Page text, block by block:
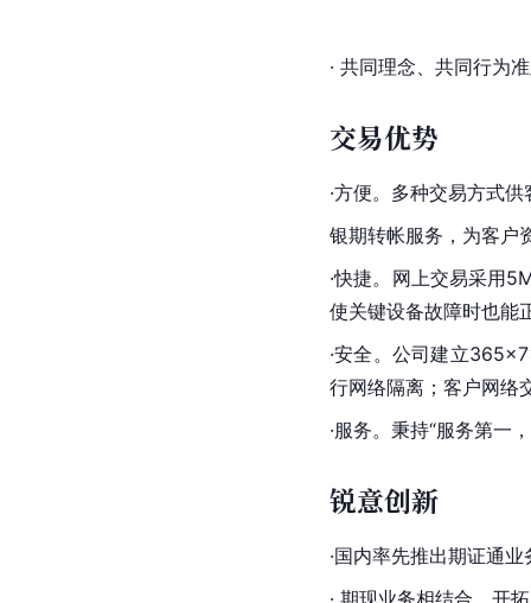
· 共同理念、 共同行为
交易优势
·方便。多种交易方式
银期转帐服务，为客户
·快捷。网上交易采用
使关键设备故障时也能
·安全。公司建立
行网络隔离；客户网络
·服务。秉持“服务第一
锐意创新
·国内率先推出期证通